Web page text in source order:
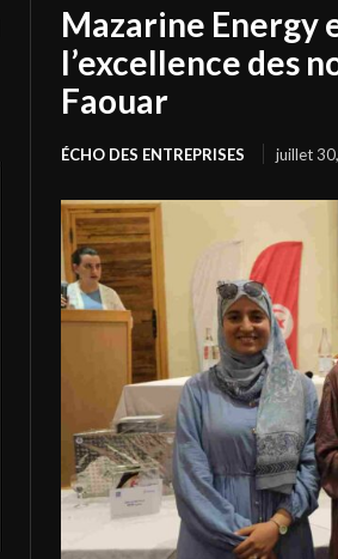
Mazarine Energy
l’excellence des
Faouar
ÉCHO DES ENTREPRISES juillet